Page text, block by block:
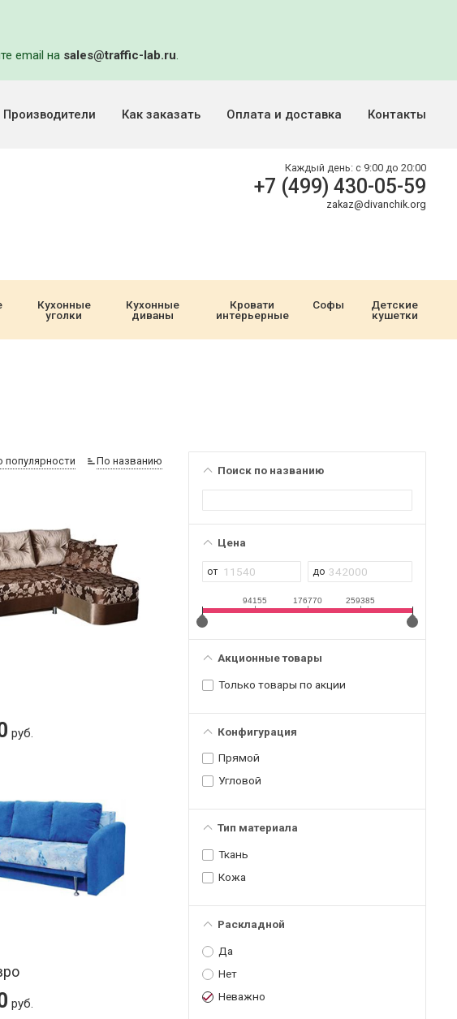
email на sales@traffic-lab.ru.
Производители Как заказать Оплата и доставка Контакты
Каждый день: с 9:00 до 20:00
+7 (499) 430-05-59
zakaz@divanchik.org
Кухонные
уголки
Кухонные
диваны
Кровати
интерьерные
Софы
Детские
кушетки
Поиск по названию
Цена
94155 176770 259385
Акционные товары
Только товары по акции
Конфигурация
Прямой
Угловой
Тип материала
Ткань
Кожа
Раскладной
Да
Нет
Неважно
популярности По названию
руб.
руб.